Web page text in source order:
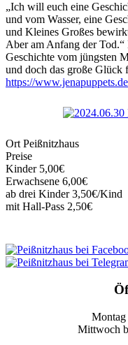
„Ich will euch eine
und vom Wasser, eine
und Kleines Großes
Aber am Anfang der
Geschichte vom jüngsten
und doch das große Glück
https://
Ort Peißnitzhaus
Preise
Kinder 5,00€
Erwachsene 6,00€
ab drei Kinder 3,50€/Kind
mit Hall-Pass 2,50€
Montag
Mittwoch